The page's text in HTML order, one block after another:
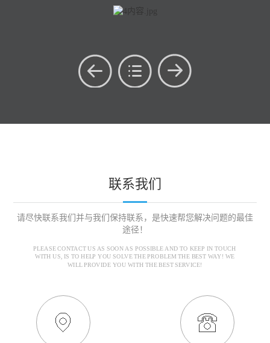
联系我们
请尽快联系我们并与我们保持联系，是快速帮您解决问题的最佳
途径！
PLEASE CONTACT US AS SOON AS POSSIBLE AND TO KEEP IN TOUCH
WITH US, IS TO HELP YOU SOLVE THE PROBLEM THE BEST WAY! WE
WILL PROVIDE YOU WITH THE BEST SERVICE!